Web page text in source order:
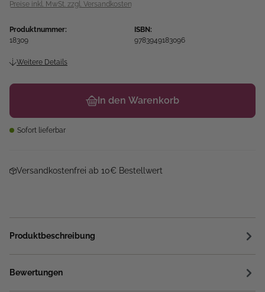
Preise inkl. MwSt. zzgl. Versandkosten
Produktnummer:
18309
ISBN:
9783949183096
Weitere Details
In den Warenkorb
Sofort lieferbar
Versandkostenfrei ab 10€ Bestellwert
Produktbeschreibung
Bewertungen